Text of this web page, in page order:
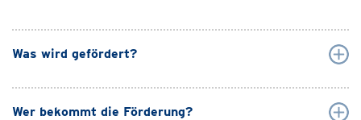
Was wird gefördert?
Wer bekommt die Förderung?